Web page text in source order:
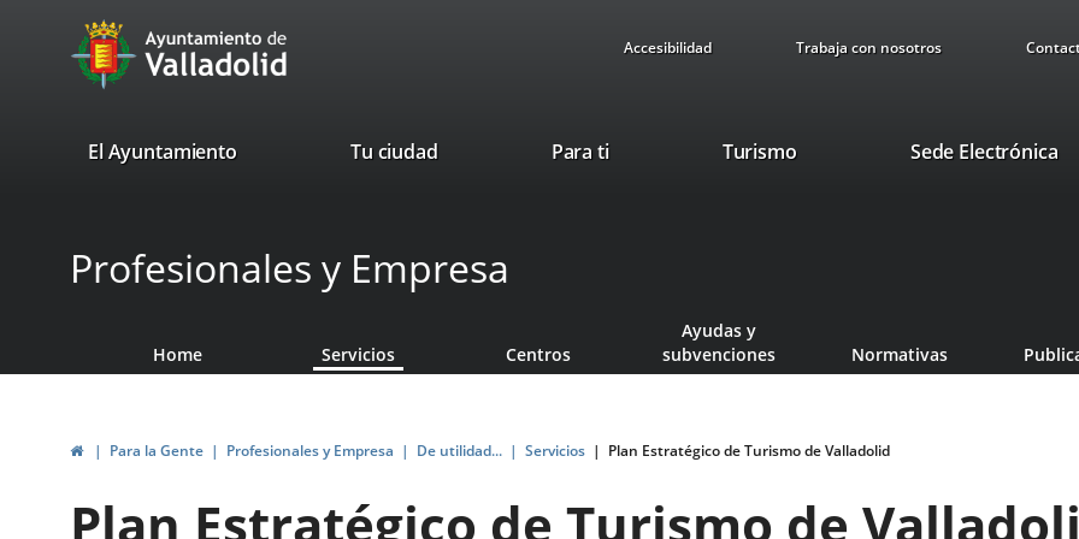
Portal
Web
Ayuntamiento
Valladolid
Accesibilidad Trabaja con nosotros
valladolid.es
El Ayuntamiento Tu ciudad Para ti TurismoThis
window.
Sede Electrónica
Profesionales y Empresa
Home Servicios Centros
Ayudas y
subvenciones
Normativas
HomePara la Gente Profesionales y Empresa De utilidad... Servicios Plan Estratégico de Turismo de Valladolid
Plan Estratégico de Turismo de